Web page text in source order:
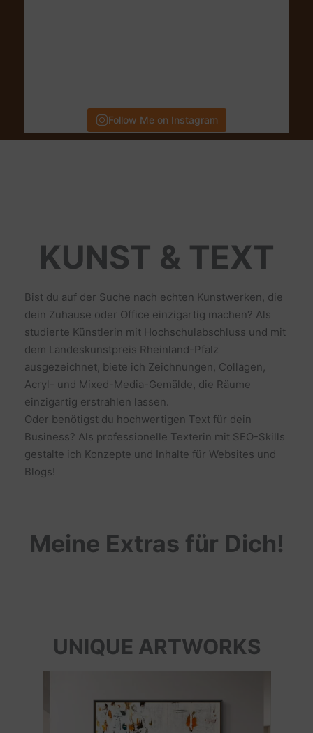
Follow Me on Instagram
KUNST & TEXT
Bist du auf der Suche nach echten Kunstwerken, die
dein Zuhause oder Office einzigartig machen? Als
studierte Künstlerin mit Hochschulabschluss und mit
dem Landeskunstpreis Rheinland-Pfalz
ausgezeichnet, biete ich Zeichnungen, Collagen,
Acryl- und Mixed-Media-Gemälde, die Räume
einzigartig erstrahlen lassen.
Oder benötigst du hochwertigen Text für dein
Business? Als professionelle Texterin mit SEO-Skills
gestalte ich Konzepte und Inhalte für Websites und
Blogs!
Meine Extras für Dich!
UNIQUE ARTWORKS